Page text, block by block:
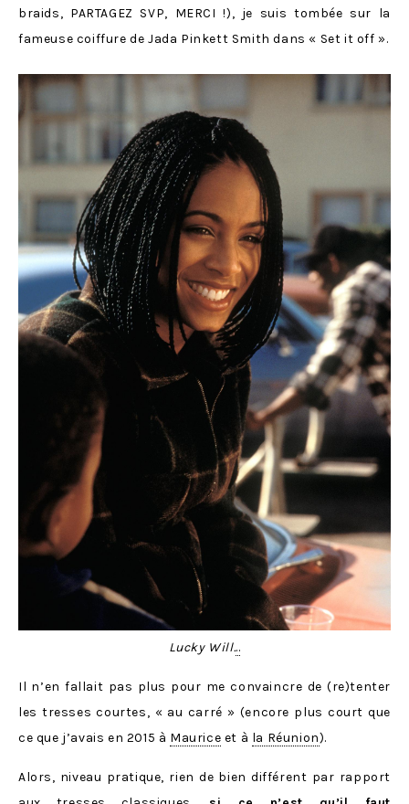
braids, PARTAGEZ SVP, MERCI !), je suis tombée sur la
fameuse coiffure de Jada Pinkett Smith dans « Set it off ».
Lucky Will...
Il n’en fallait pas plus pour me convaincre de (re)tenter
les tresses courtes, « au carré » (encore plus court que
ce que j’avais en 2015 à Maurice et à la Réunion).
Alors, niveau pratique, rien de bien différent par rapport